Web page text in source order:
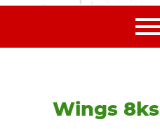
Wings 8ks